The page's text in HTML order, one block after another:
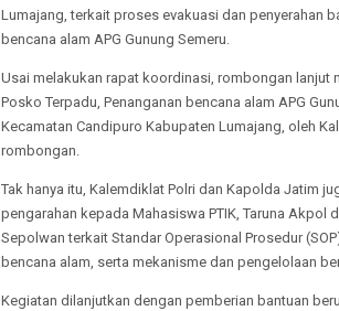
Lumajang, terkait proses evakuasi dan penyerahan
bencana alam APG Gunung Semeru.
Usai melakukan rapat koordinasi, rombongan lanjut
Posko Terpadu, Penanganan bencana alam APG
Kecamatan Candipuro Kabupaten Lumajang, oleh
rombongan.
Tak hanya itu, Kalemdiklat Polri dan Kapolda Jatim
pengarahan kepada Mahasiswa PTIK, Taruna Akpol
Sepolwan terkait Standar Operasional Prosedur
bencana alam, serta mekanisme dan pengelolaan
Kegiatan dilanjutkan dengan pemberian bantuan